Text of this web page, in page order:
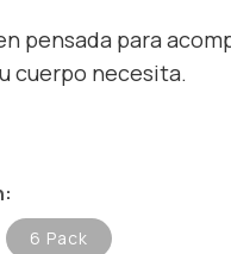
pensada para
cuerpo necesita.
6 Pack